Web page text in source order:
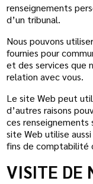
renseignements
d’un tribunal.
Nous pouvons
fournies pour
et des services que
relation avec vous.
Le site Web peut
d’autres raisons
ces
site Web utilise
fins de comptabilité
VISITE DE